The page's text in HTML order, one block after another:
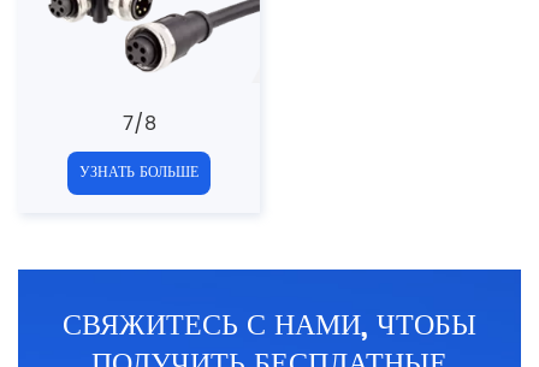
7/8
УЗНАТЬ БОЛЬШЕ
СВЯЖИТЕСЬ С НАМИ, ЧТОБЫ